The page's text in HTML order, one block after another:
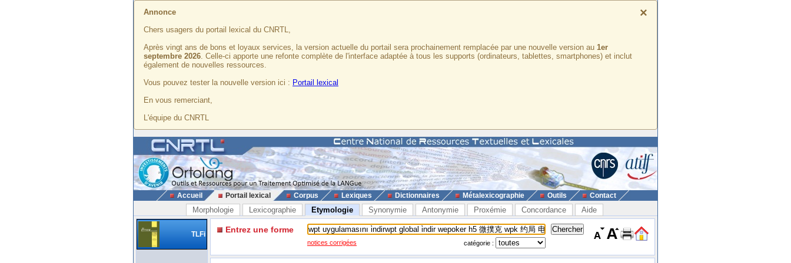
×
Annonce
Chers usagers du portail lexical du CNRTL,
Après vingt ans de bons et loyaux services, la version actuelle du portail sera prochainement remplacée par une nouvelle version au 1er
septembre 2026. Celle-ci apporte une refonte complète de l'interface adaptée à tous les supports (ordinateurs, tablettes, smartphones) et inclut
également de nouvelles ressources.
Vous pouvez tester la nouvelle version ici : Portail lexical
En vous remerciant,
L'équipe du CNRTL
Accueil Portail lexical Corpus Lexiques Dictionnaires Métalexicographie Outils Contact
Morphologie Lexicographie Etymologie Synonymie Antonymie Proxémie Concordance Aide
TLFi Entrez une forme
notices corrigées catégorie :